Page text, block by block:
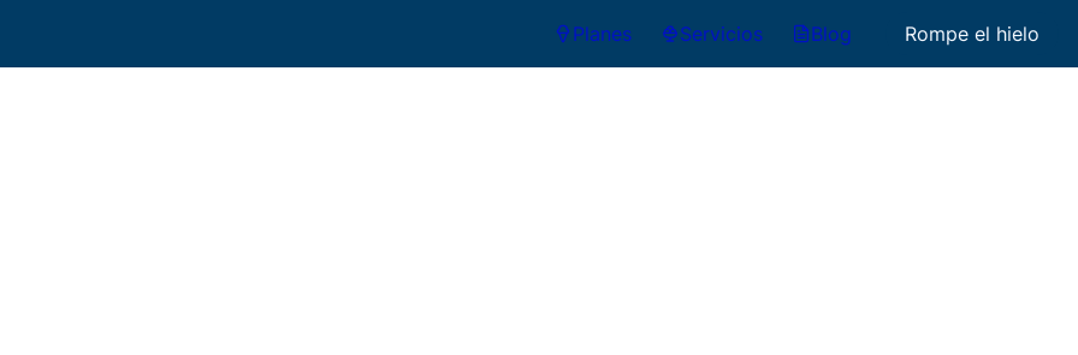
Planes Servicios Blog Rompe el hielo